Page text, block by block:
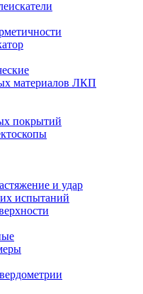
материалов ЛКП
покрытий
и удар
испытаний